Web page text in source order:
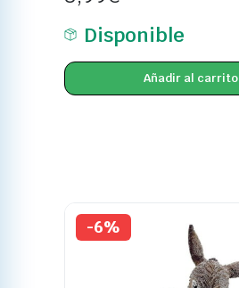
Disponible
Añadir al carrito
-6%